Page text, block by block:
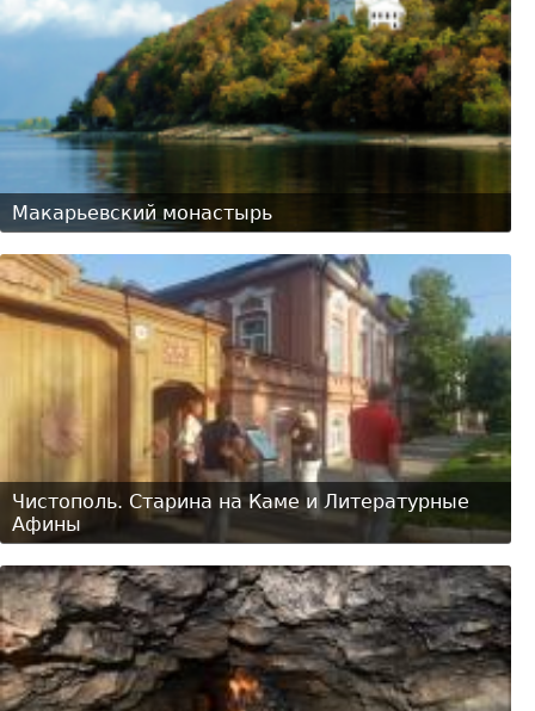
Макарьевский монастырь
Чистополь. Старина на Каме и Литературные
Афины